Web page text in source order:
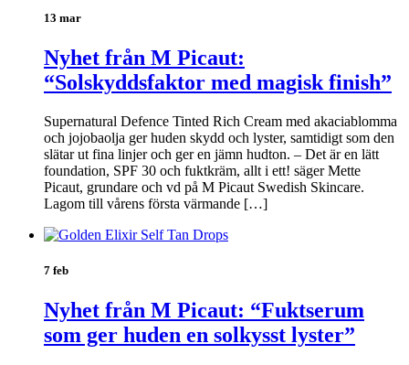
13 mar
Nyhet från M Picaut:
“Solskyddsfaktor med magisk finish”
Supernatural Defence Tinted Rich Cream med akaciablomma
och jojobaolja ger huden skydd och lyster, samtidigt som den
slätar ut fina linjer och ger en jämn hudton. – Det är en lätt
foundation, SPF 30 och fuktkräm, allt i ett! säger Mette
Picaut, grundare och vd på M Picaut Swedish Skincare.
Lagom till vårens första värmande […]
7 feb
Nyhet från M Picaut: “Fuktserum
som ger huden en solkysst lyster”